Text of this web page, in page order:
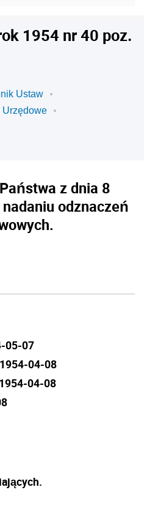
1954 nr 40 poz.
Ustaw
Urzędowe
z dnia 8
odznaczeń
05-07
1954-04-08
1954-04-08